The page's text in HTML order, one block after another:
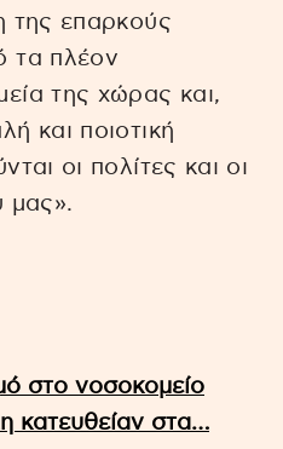
της επαρκούς
τα πλέον
της χώρας και,
και ποιοτική
οι πολίτες και οι
μας».
στο νοσοκομείο
κατευθείαν στα…